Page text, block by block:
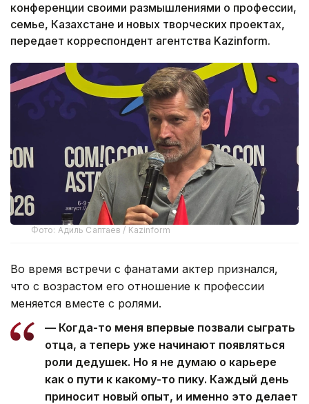
конференции своими размышлениями о профессии,
семье, Казахстане и новых творческих проектах,
передает корреспондент агентства Kazinform.
Фото: Адиль Саптаев / Kazinform
Во время встречи с фанатами актер признался,
что с возрастом его отношение к профессии
меняется вместе с ролями.
— Когда-то меня впервые позвали сыграть
отца, а теперь уже начинают появляться
роли дедушек. Но я не думаю о карьере
как о пути к какому-то пику. Каждый день
приносит новый опыт, и именно это делает